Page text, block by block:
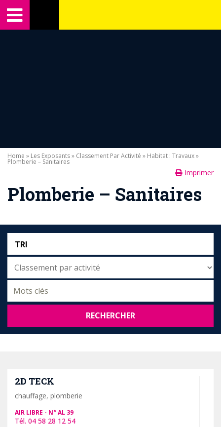
Home » Les Exposants» Classement Par Activité » Habitat : Travaux»
Plomberie – Sanitaires
Imprimer
Plomberie – Sanitaires
TRI
RECHERCHER
2D TECK
chauffage, plomberie
AIR LIBRE AL 39
04 58 28 12 54